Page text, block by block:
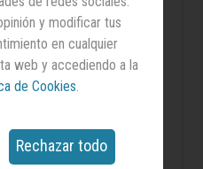
deberías? El
salarial sigue
en España
de agosto: las
y modificar tus
en cualquier
web y accediendo a la
de Cookies
Rechazar todo